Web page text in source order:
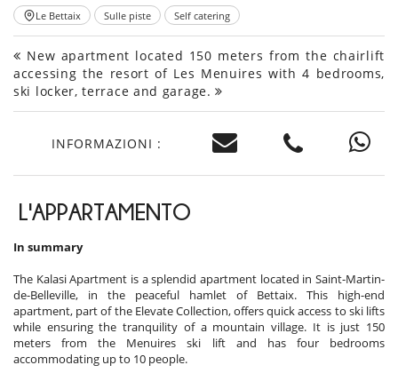
Le Bettaix Sulle piste Self catering
New apartment located 150 meters from the chairlift
accessing the resort of Les Menuires with 4 bedrooms,
ski locker, terrace and garage.
INFORMAZIONI :
L'APPARTAMENTO
In summary
The Kalasi Apartment is a splendid apartment located in Saint-Martin-
de-Belleville, in the peaceful hamlet of Bettaix. This high-end
apartment, part of the Elevate Collection, offers quick access to ski lifts
while ensuring the tranquility of a mountain village. It is just 150
meters from the Menuires ski lift and has four bedrooms
accommodating up to 10 people.